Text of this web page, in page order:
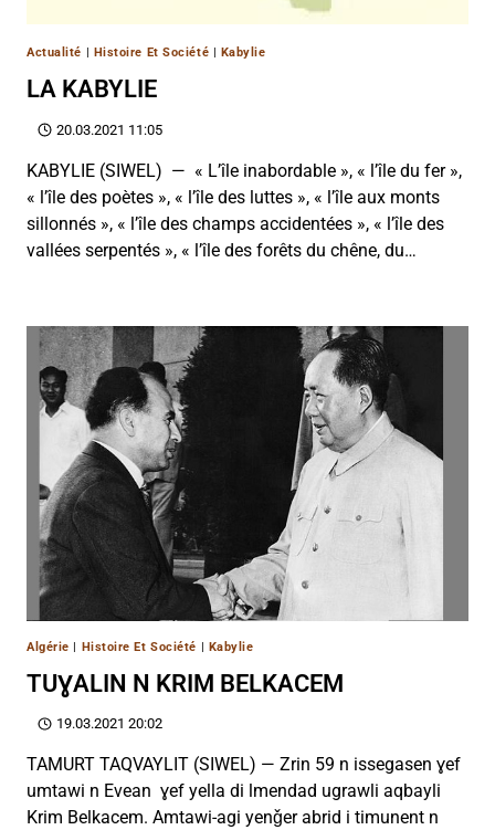
Actualité Histoire Et Société Kabylie
LA KABYLIE
20.03.2021 11:05
KABYLIE (SIWEL) — « L’île inabordable », « l’île du fer »,
« l’île des poètes », « l’île des luttes », « l’île aux monts
sillonnés », « l’île des champs accidentées », « l’île des
vallées serpentés », « l’île des forêts du chêne, du…
Algérie | Histoire Et Société | Kabylie
TUƔALIN N KRIM BELKACEM
19.03.2021 20:02
TAMURT TAQVAYLIT (SIWEL) — Zrin 59 n issegasen ɣef
umtawi n Evean ɣef yella di lmendad ugrawli aqbayli
Krim Belkacem. Amtawi-agi yenǧer abrid i timunent n